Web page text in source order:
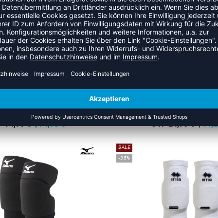
BEACH PRO BV550C
94,95 € |74,95 €
SALE
-55%
HMLCORE XK BASKET
UVP 24,95 € |
SALE
-35%